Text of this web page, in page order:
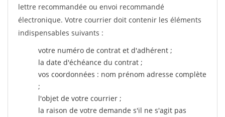
lettre recommandée ou envoi recommandé
électronique. Votre courrier doit contenir les éléments
indispensables suivants :
votre numéro de contrat et d'adhérent ;
la date d'échéance du contrat ;
vos coordonnées : nom prénom adresse complète
;
l'objet de votre courrier ;
la raison de votre demande s'il ne s'agit pas